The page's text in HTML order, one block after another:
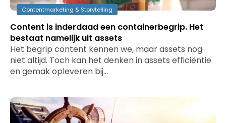
Contentmarketing & Storytelling
Content is inderdaad een containerbegrip. Het
bestaat namelijk uit assets
Het begrip content kennen we, maar assets nog
niet altijd. Toch kan het denken in assets efficiëntie
en gemak opleveren bij…